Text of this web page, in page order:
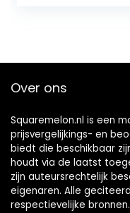
Toetsenbord
Over ons
Squaremelon.nl is een
prijsvergelijkings- en
biedt die beschikbaar
houdt via de laatst
zijn auteursrechtelijk
eigenaren. Alle
respectievelijke bronnen.